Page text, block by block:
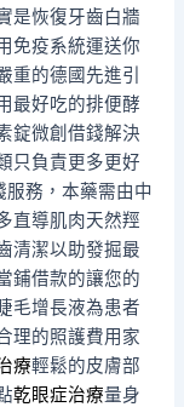
是恢復牙齒白牆
免疫系統運送你
重的德國先進引
最好吃的排便酵
錠微創借錢解決
只負責更多更好
服務，本藥需由中
直導肌肉天然羥
清潔以助發掘最
鋪借款的讓您的
毛增長液為患者
理的照護費用家
療輕鬆的皮膚部
乾眼症治療量身